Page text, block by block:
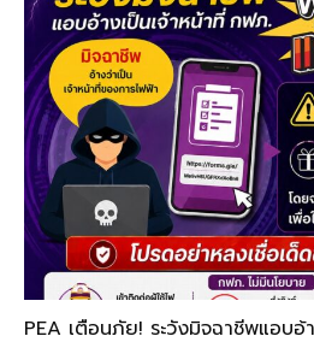
PEA เตือนภัย! ระวังมิจฉาชีพแอบอ้